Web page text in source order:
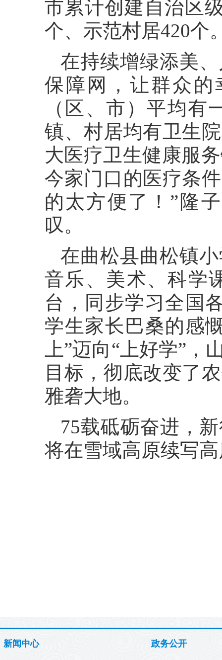
市累计创建自治区
个、示范村居420个
在持续增绿添美
保障网，让群众的
（区、市）平均
镇、村居均有卫生
大医疗卫生健康服
今家门口的医疗条
的太方便了！”隆
叹。
在曲松县曲松镇
音乐、美术、科学
台，同步学习全国
学生家长巴桑的感
上”迈向“上好学”
目标，彻底改变了
雅砻大地。
75载砥砺奋进，
将在雪域高原续写
新闻中心 政务公开